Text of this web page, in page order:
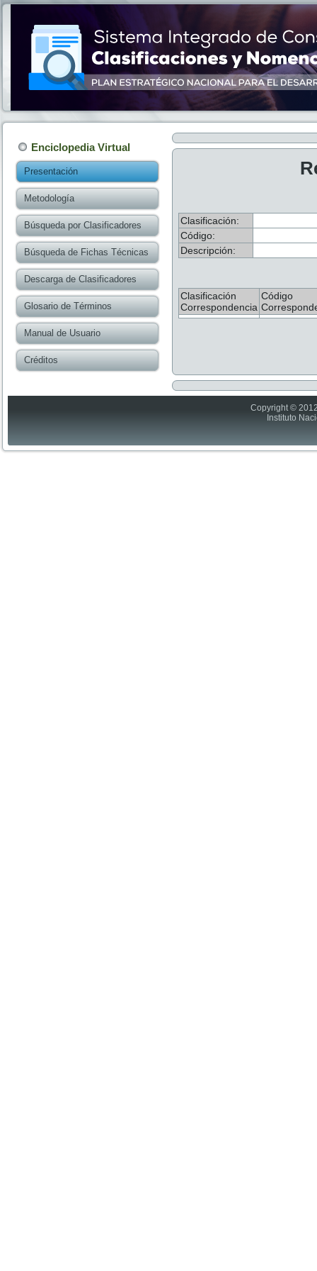
Enciclopedia Virtual
Presentación
Metodología
Búsqueda por Clasificadores
Búsqueda de Fichas Técnicas
Descarga de Clasificadores
Glosario de Términos
Manual de Usuario
Créditos
Clasificación:
Código:
Descripción:
Clasificación
Correspondencia
Código
Copyright ©
Instituto